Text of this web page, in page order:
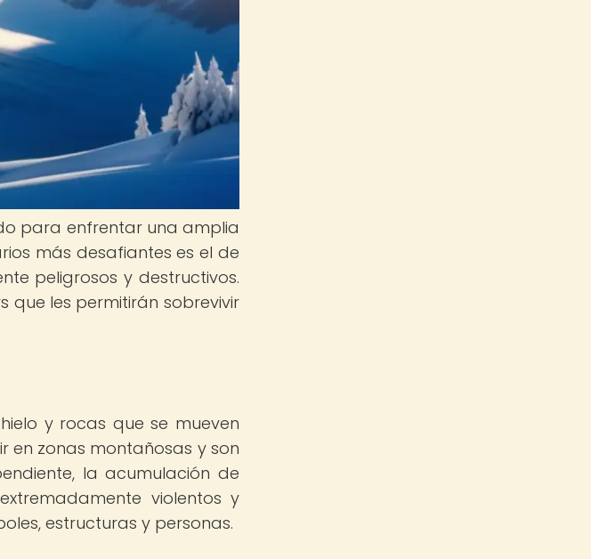
para enfrentar una amplia
más desafiantes es el de
peligrosos y destructivos.
que les permitirán sobrevivir
y rocas que se mueven
en zonas montañosas y son
la acumulación de
violentos y
estructuras y personas.